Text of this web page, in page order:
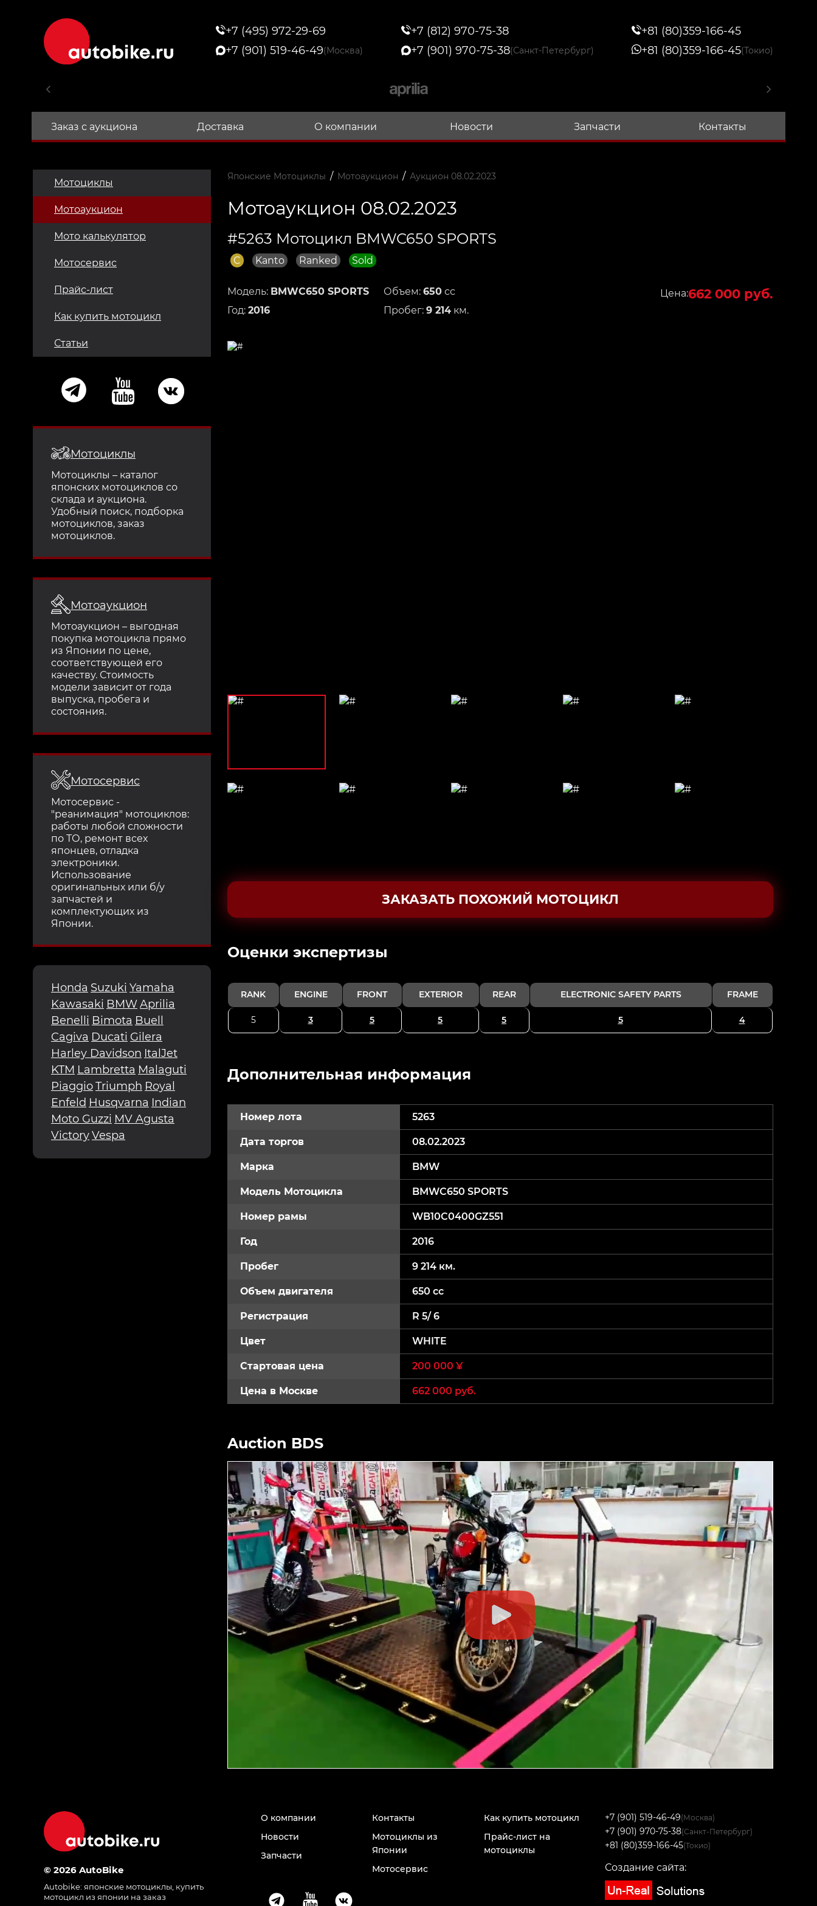
+7 (495) 972-29-69
+7 (901) 519-46-49(Москва)
+7 (812) 970-75-38
+7 (901) 970-75-38(Санкт-Петербург)
+81 (80)359-166-45
+81 (80)359-166-45(Токио)
Заказ с аукциона Доставка О компании Новости Запчасти Контакты
Мотоциклы
Мотоаукцион
Мото калькулятор
Мотосервис
Прайс-лист
Как купить мотоцикл
Статьи
Мотоциклы
Мотоциклы – каталог
японских мотоциклов со
склада и аукциона.
Удобный поиск, подборка
мотоциклов, заказ
мотоциклов.
Мотоаукцион
Мотоаукцион – выгодная
покупка мотоцикла прямо
из Японии по цене,
соответствующей его
качеству. Стоимость
модели зависит от года
выпуска, пробега и
состояния.
Мотосервис
Мотосервис -
"реанимация" мотоциклов:
работы любой сложности
по ТО, ремонт всех
японцев, отладка
электроники.
Использование
оригинальных или б/у
запчастей и
комплектующих из
Японии.
Honda Suzuki Yamaha
Kawasaki BMWAprilia
Benelli Bimota Buell
Cagiva Ducati Gilera
Harley Davidson ItalJet
KTM Lambretta Malaguti
PiaggioTriumph Royal
Enfeld Husqvarna Indian
Moto Guzzi MV Agusta
VictoryVespa
Японские Мотоциклы / Мотоаукцион / Аукцион 08.02.2023
Мотоаукцион 08.02.2023
#5263 Мотоцикл BMWC650 SPORTS
C Kanto Ranked Sold
Модель: BMWC650 SPORTS
Год: 2016
Объем: 650 сс
Пробег: 9 214 км.
Цена:662 000 руб.
ЗАКАЗАТЬ ПОХОЖИЙ МОТОЦИКЛ
Oценки экспертизы
RANK ENGINE FRONT EXTERIOR REAR ELECTRONIC SAFETY PARTS FRAME
5 3 5 5 5 5 4
Дополнительная информация
Номер лота 5263
Дата торгов 08.02.2023
Марка BMW
Модель Мотоцикла BMWC650 SPORTS
Номер рамы WB10C0400GZ551
Год 2016
Пробег 9 214 км.
Объем двигателя 650 cc
Регистрация R 5/ 6
Цвет WHITE
Стартовая цена 200 000 ¥
Цена в Москве 662 000 руб.
Auction BDS
© 2026 AutoBike
Autobike: японские мотоциклы, купить
мотоцикл из японии на заказ
О компании
Новости
Запчасти
Контакты
Мотоциклы из
Японии
Мотосервис
Как купить мотоцикл
Прайс-лист на
мотоциклы
+7 (901) 519-46-49(Москва)
+7 (901) 970-75-38(Санкт-Петербург)
+81 (80)359-166-45(Токио)
Создание сайта: